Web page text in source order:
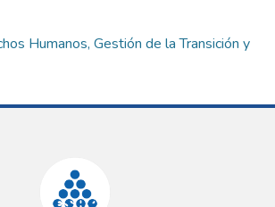
Humanos, Gestión de la Transición y